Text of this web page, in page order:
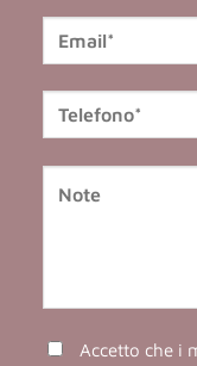
Accetto che i